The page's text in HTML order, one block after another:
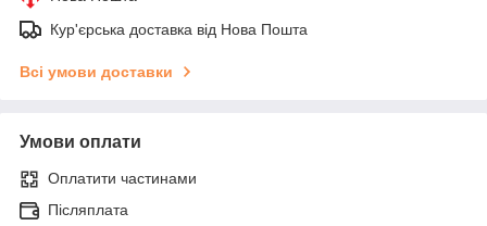
Кур'єрська доставка від Нова Пошта
Всі умови доставки
Умови оплати
Оплатити частинами
Післяплата